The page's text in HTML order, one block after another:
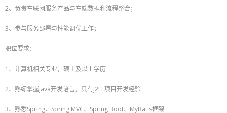
2、负责车联网服务产品与车端数据和流程整合；
3、参与服务部署与性能调优工作；
职位要求：
1、计算机相关专业，硕士及以上学历
2、熟练掌握java开发语言，具有J2EE项目开发经验
3、熟悉Spring、Spring MVC、Spring Boot、MyBatis框架